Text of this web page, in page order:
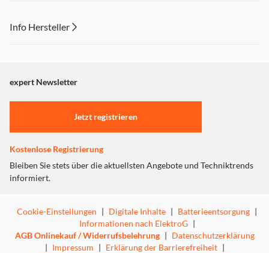
Info Hersteller
"Marketing".
Einstellungen anpassen
expert Newsletter
Jetzt registrieren
Kostenlose Registrierung
Bleiben Sie stets über die aktuellsten Angebote und Techniktrends
informiert.
Cookie-Einstellungen | Digitale Inhalte | Batterieentsorgung |
Informationen nach ElektroG |
AGB Onlinekauf / Widerrufsbelehrung | Datenschutzerklärung
| Impressum | Erklärung der Barrierefreiheit |